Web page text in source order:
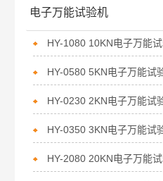
电子万能试验机
HY-1080 10KN电子万能
HY-0580 5KN电子万能试
HY-0230 2KN电子万能试
HY-0350 3KN电子万能试
HY-2080 20KN电子万能